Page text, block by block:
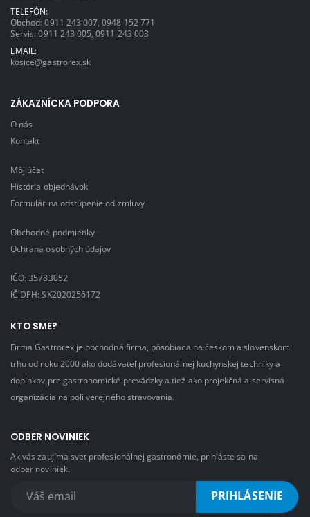
TELEFÓN:
Obchod:0911 243 007 ,0948 152 771
Servis:0911 243 005 ,0911 243 003
EMAIL:
kosice@gastrorex.sk
ZÁKAZNÍCKA PODPORA
O nás
Kontakt
Môj účet
História objednávok
Formulár na odstúpenie od zmluvy
Obchodné podmienky
Ochrana osobných údajov
IČO: 35783052
IČ DPH: SK2020256172
KTO SME?
Firma Gastrorex je obchodná firma, pôsobiaca na českom a slovenskom
trhu od roku 2000 ako dodávateľ profesionálnej kuchynskej techniky a
doplnkov pre gastronomické prevádzky a tiež ako projekčná a servisná
organizácia na poli verejného stravovania.
ODBER NOVINIEK
Ak vás zaujíma svet profesionálnej gastronómie, prihláste sa na
odber noviniek.